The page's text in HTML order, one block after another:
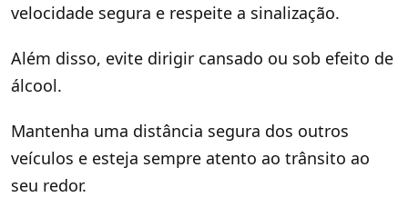
velocidade segura e respeite a sinalização.
Além disso, evite dirigir cansado ou sob efeito de
álcool.
Mantenha uma distância segura dos outros
veículos e esteja sempre atento ao trânsito ao
seu redor.